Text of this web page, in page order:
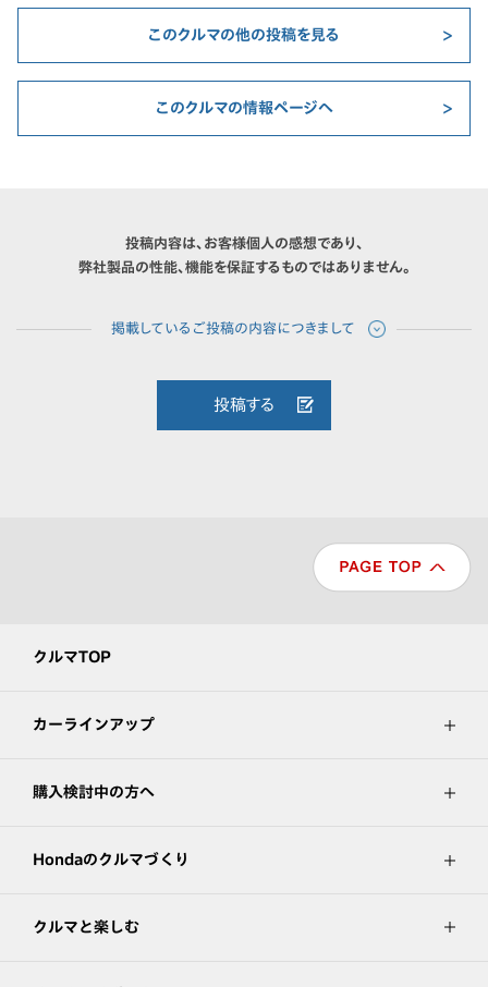
このクルマの他の投稿を見る
このクルマの情報ページへ
投稿内容は、お客様個人の感想であり、
弊社製品の性能、機能を保証するものではありません。
投稿する
クルマTOP
カーラインアップ
購入検討中の方へ
Hondaのクルマづくり
クルマと楽しむ